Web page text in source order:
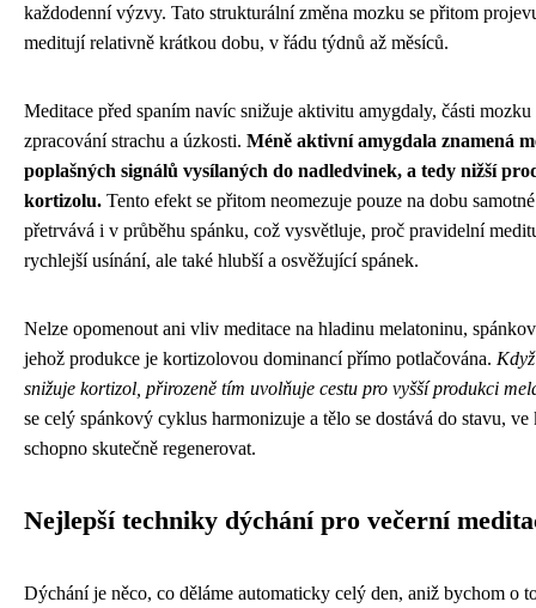
každodenní výzvy. Tato strukturální změna mozku se přitom
meditují relativně krátkou dobu, v řádu týdnů až měsíců.
Meditace před spaním navíc snižuje aktivitu amygdaly, části mozku
zpracování strachu a úzkosti. Méně aktivní amygdala znamená
poplašných signálů vysílaných do nadledvinek, a tedy nižší
kortizolu. Tento efekt se přitom neomezuje pouze na dobu
přetrvává i v průběhu spánku, což vysvětluje, proč pravidelní
rychlejší usínání, ale také hlubší a osvěžující spánek.
Nelze opomenout ani vliv meditace na hladinu melatoninu,
jehož produkce je kortizolovou dominancí přímo potlačována.
snižuje kortizol, přirozeně tím uvolňuje cestu pro vyšší produkci
se celý spánkový cyklus harmonizuje a tělo se dostává do stavu, ve
schopno skutečně regenerovat.
Nejlepší techniky dýchání pro večerní
Dýchání je něco, co děláme automaticky celý den, aniž bychom o